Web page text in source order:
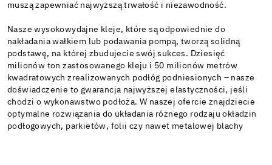
muszą zapewniać najwyższą trwałość i niezawodność.
Nasze wysokowydajne kleje, które są odpowiednie do
nakładania wałkiem lub podawania pompą, tworzą solidną
podstawę, na której zbudujecie swój sukces. Dziesięć
milionów ton zastosowanego kleju i 50 milionów metrów
kwadratowych zrealizowanych podłóg podniesionych – nasze
doświadczenie to gwarancja najwyższej elastyczności, jeśli
chodzi o wykonawstwo podłoża. W naszej ofercie znajdziecie
optymalne rozwiązania do układania różnego rodzaju okładzin
podłogowych, parkietów, folii czy nawet metalowej blachy